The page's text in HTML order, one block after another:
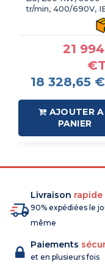
tr/min, 400/690V,
21
18 328,65
AJOUTER
PANIER
Livraison rapide
90% expédiées le
même
Paiements
et en plusieurs fois